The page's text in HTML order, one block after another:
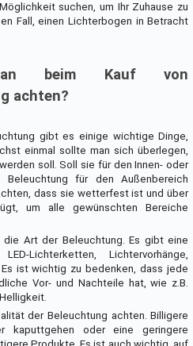
suchen, um Ihr Zuhause zu
Fall, einen Lichterbogen in Betracht
beim Kauf von
achten?
gibt es einige wichtige Dinge,
einmal sollte man sich überlegen,
soll. Soll sie für den Innen- oder
für den Außenbereich
dass sie wetterfest ist und über
um alle gewünschten Bereiche
Art der Beleuchtung. Es gibt eine
Lichterketten, Lichtervorhänge,
ist wichtig zu bedenken, dass jede
Vor- und Nachteile hat, wie z.B.
der Beleuchtung achten. Billigere
kaputtgehen oder eine geringere